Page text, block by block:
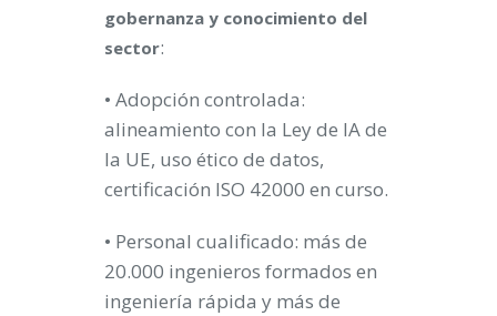
gobernanza y conocimiento del
sector:
• Adopción controlada:
alineamiento con la Ley de IA de
la UE, uso ético de datos,
certificación ISO 42000 en curso.
• Personal cualificado: más de
20.000 ingenieros formados en
ingeniería rápida y más de